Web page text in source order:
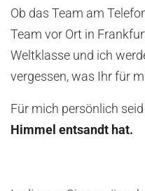
Ob das Team am
Team vor Ort in
Weltklasse und ich
vergessen, was Ihr für
Für mich persönlich
Himmel entsandt hat.